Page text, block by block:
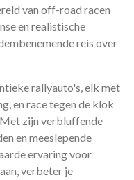
van off-road racen
en realistische
reis over
rallyauto's, elk met
en race tegen de klok
zijn verbluffende
en meeslepende
ervaring voor
verbeter je